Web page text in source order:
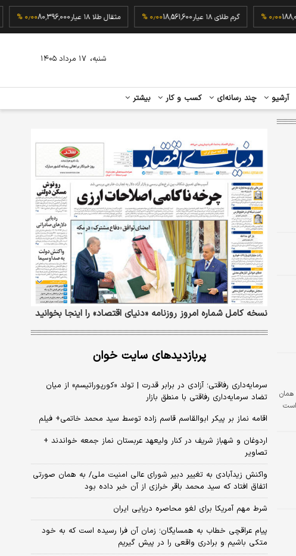
188,000۰٫۰۰ % گرم طلای ۱۸ عیار 18,561,600۰٫۰۰ % مثقال طلا ۱۸ عیار 80,396,000۰٫۰۰ %
آرشیو چند رسانه‌ای کسب و کار بیشتر
شنبه، ۱۷ مرداد ۱۴۰۵
همان
است
نسخه کامل شماره امروز روزنامه «دنیای‌ اقتصاد» را اینجا بخوانید
پربازدیدهای سایت خوان
سرمایه‌داری رفاقتی؛ آزادی در برابر قدرت | تولد «کورپوراتیسم» از میان
تضاد سرمایه‌داری رفاقتی با منطق بازار
اقامه نماز بر پیکر ابوالقاسم قاسم زاده توسط سید محمد خاتمی+ فیلم
اردوغان و شهباز شریف در کنار ولیعهد عربستان نماز جمعه خواندند +
تصاویر
واکنش زیدآبادی به تغییر دبیر شورای عالی امنیت ملی/ به همان صورتی
اتفاق افتاد که سید محمد باقر خرازی از آن خبر داده بود
شرط مهم آمریکا برای لغو محاصره دریایی ایران
پیام عراقچی خطاب به همسایگان؛ زمان آن فرا رسیده است که به خود
متکی باشیم و برادری واقعی را در پیش گیریم